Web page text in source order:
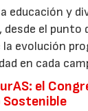
educación y
el punto
evolución
en cada
el
Sostenible